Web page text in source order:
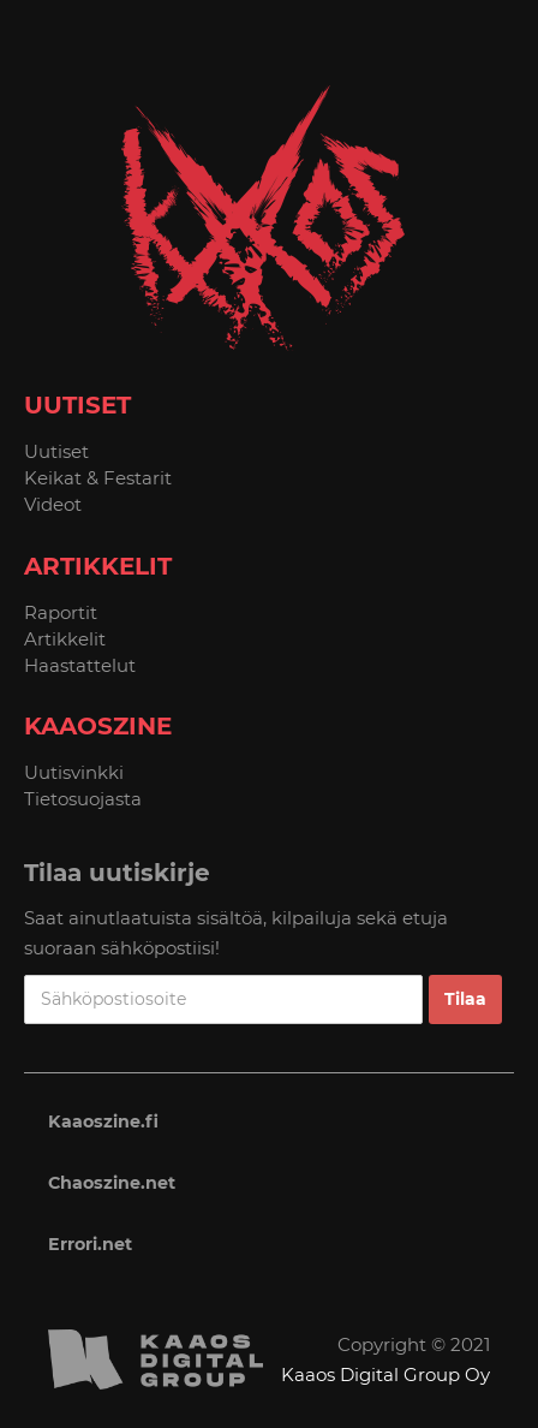
UUTISET
Uutiset
Keikat & Festarit
Videot
ARTIKKELIT
Raportit
Artikkelit
Haastattelut
KAAOSZINE
Uutisvinkki
Tietosuojasta
Tilaa uutiskirje
Saat ainutlaatuista sisältöä, kilpailuja sekä etuja
suoraan sähköpostiisi!
Kaaoszine.fi
Chaoszine.net
Errori.net
Copyright © 2021
Kaaos Digital Group Oy